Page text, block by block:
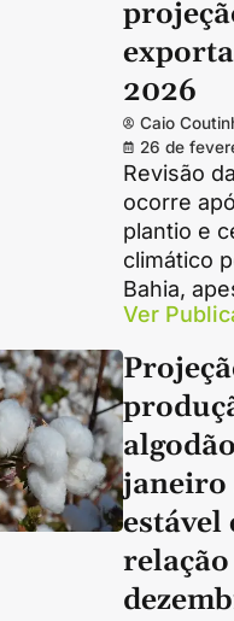
2026
Caio
26 de
Revisão
ocorre
plantio e
climático
Bahia,
Ver
janeiro
estável
relação